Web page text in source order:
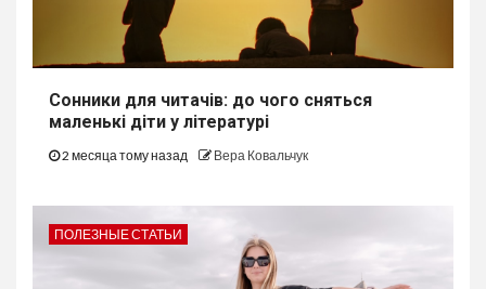
Сонники для читачів: до чого сняться
маленькі діти у літературі
2 месяца тому назад Вера Ковальчук
ПОЛЕЗНЫЕ СТАТЬИ